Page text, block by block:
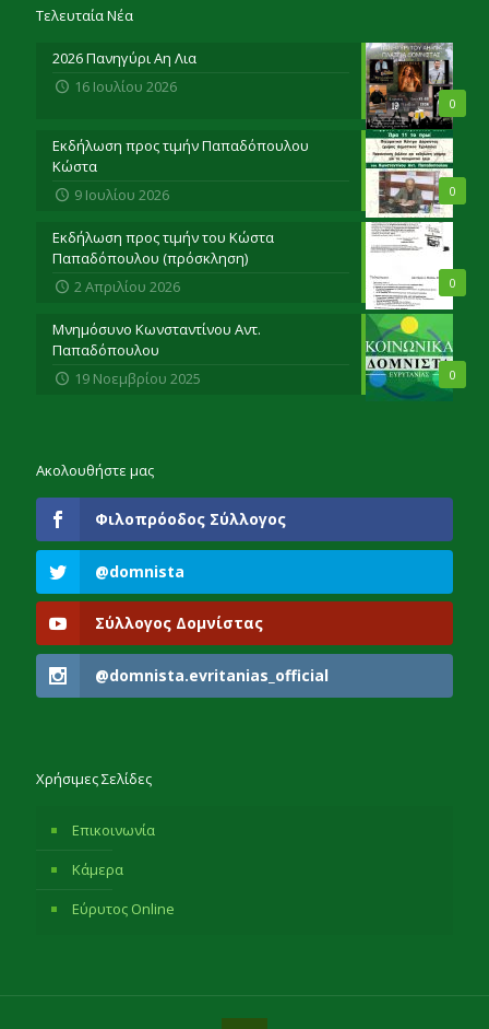
Τελευταία Νέα
0
2026 Πανηγύρι Αη Λια
16 Ιουλίου 2026
0
Εκδήλωση προς τιμήν Παπαδόπουλου
Κώστα
9 Ιουλίου 2026
0
Εκδήλωση προς τιμήν του Κώστα
Παπαδόπουλου (πρόσκληση)
2 Απριλίου 2026
0
Μνημόσυνο Κωνσταντίνου Αντ.
Παπαδόπουλου
19 Νοεμβρίου 2025
Ακολουθήστε μας
Φιλοπρόοδος Σύλλογος
@domnista
Σύλλογος Δομνίστας
@domnista.evritanias_official
Χρήσιμες Σελίδες
Επικοινωνία
Κάμερα
Εύρυτος Online